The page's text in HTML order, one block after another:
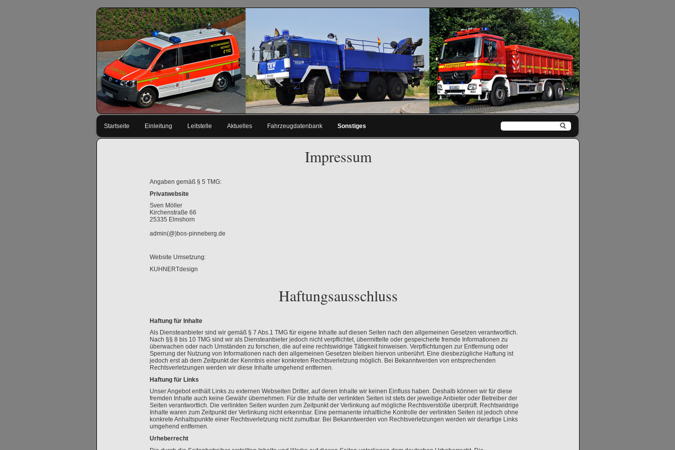
Navigation
Startseite Einleitung Leitstelle Aktuelles Fahrzeugdatenbank Sonstiges
Impressum
Angaben gemäß § 5 TMG:
Privatwebsite
Sven Möller
Kirchenstraße 66
25335 Elmshorn
admin(@)bos-pinneberg.de
Website Umsetzung:
KUHNERTdesign
Haftungsausschluss
Haftung für Inhalte
Als Diensteanbieter sind wir gemäß § 7 Abs.1 TMG für eigene Inhalte auf diesen Seiten nach den allgemeinen Gesetzen verantwortlich.
Nach §§ 8 bis 10 TMG sind wir als Diensteanbieter jedoch nicht verpflichtet, übermittelte oder gespeicherte fremde Informationen zu
überwachen oder nach Umständen zu forschen, die auf eine rechtswidrige Tätigkeit hinweisen. Verpflichtungen zur Entfernung oder
Sperrung der Nutzung von Informationen nach den allgemeinen Gesetzen bleiben hiervon unberührt. Eine diesbezügliche Haftung ist
jedoch erst ab dem Zeitpunkt der Kenntnis einer konkreten Rechtsverletzung möglich. Bei Bekanntwerden von entsprechenden
Rechtsverletzungen werden wir diese Inhalte umgehend entfernen.
Haftung für Links
Unser Angebot enthält Links zu externen Webseiten Dritter, auf deren Inhalte wir keinen Einfluss haben. Deshalb können wir für diese
fremden Inhalte auch keine Gewähr übernehmen. Für die Inhalte der verlinkten Seiten ist stets der jeweilige Anbieter oder Betreiber der
Seiten verantwortlich. Die verlinkten Seiten wurden zum Zeitpunkt der Verlinkung auf mögliche Rechtsverstöße überprüft. Rechtswidrige
Inhalte waren zum Zeitpunkt der Verlinkung nicht erkennbar. Eine permanente inhaltliche Kontrolle der verlinkten Seiten ist jedoch ohne
konkrete Anhaltspunkte einer Rechtsverletzung nicht zumutbar. Bei Bekanntwerden von Rechtsverletzungen werden wir derartige Links
umgehend entfernen.
Urheberrecht